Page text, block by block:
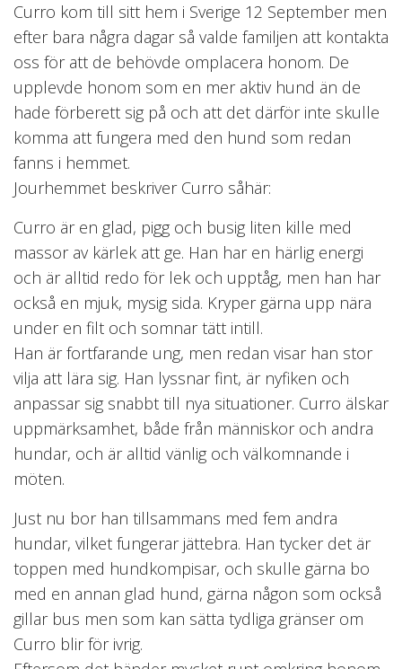
Curro kom till sitt hem i Sverige 12 September men
efter bara några dagar så valde familjen att kontakta
oss för att de behövde omplacera honom. De
upplevde honom som en mer aktiv hund än de
hade förberett sig på och att det därför inte skulle
komma att fungera med den hund som redan
fanns i hemmet.
Jourhemmet beskriver Curro såhär:
Curro är en glad, pigg och busig liten kille med
massor av kärlek att ge. Han har en härlig energi
och är alltid redo för lek och upptåg, men han har
också en mjuk, mysig sida. Kryper gärna upp nära
under en filt och somnar tätt intill.
Han är fortfarande ung, men redan visar han stor
vilja att lära sig. Han lyssnar fint, är nyfiken och
anpassar sig snabbt till nya situationer. Curro älskar
uppmärksamhet, både från människor och andra
hundar, och är alltid vänlig och välkomnande i
möten.
Just nu bor han tillsammans med fem andra
hundar, vilket fungerar jättebra. Han tycker det är
toppen med hundkompisar, och skulle gärna bo
med en annan glad hund, gärna någon som också
gillar bus men som kan sätta tydliga gränser om
Curro blir för ivrig.